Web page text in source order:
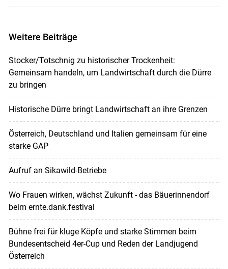
Weitere Beiträge
Stocker/Totschnig zu historischer Trockenheit:
Gemeinsam handeln, um Landwirtschaft durch die Dürre
zu bringen
Historische Dürre bringt Landwirtschaft an ihre Grenzen
Österreich, Deutschland und Italien gemeinsam für eine
starke GAP
Aufruf an Sikawild-Betriebe
Wo Frauen wirken, wächst Zukunft - das Bäuerinnendorf
beim ernte.dank.festival
Bühne frei für kluge Köpfe und starke Stimmen beim
Bundesentscheid 4er-Cup und Reden der Landjugend
Österreich